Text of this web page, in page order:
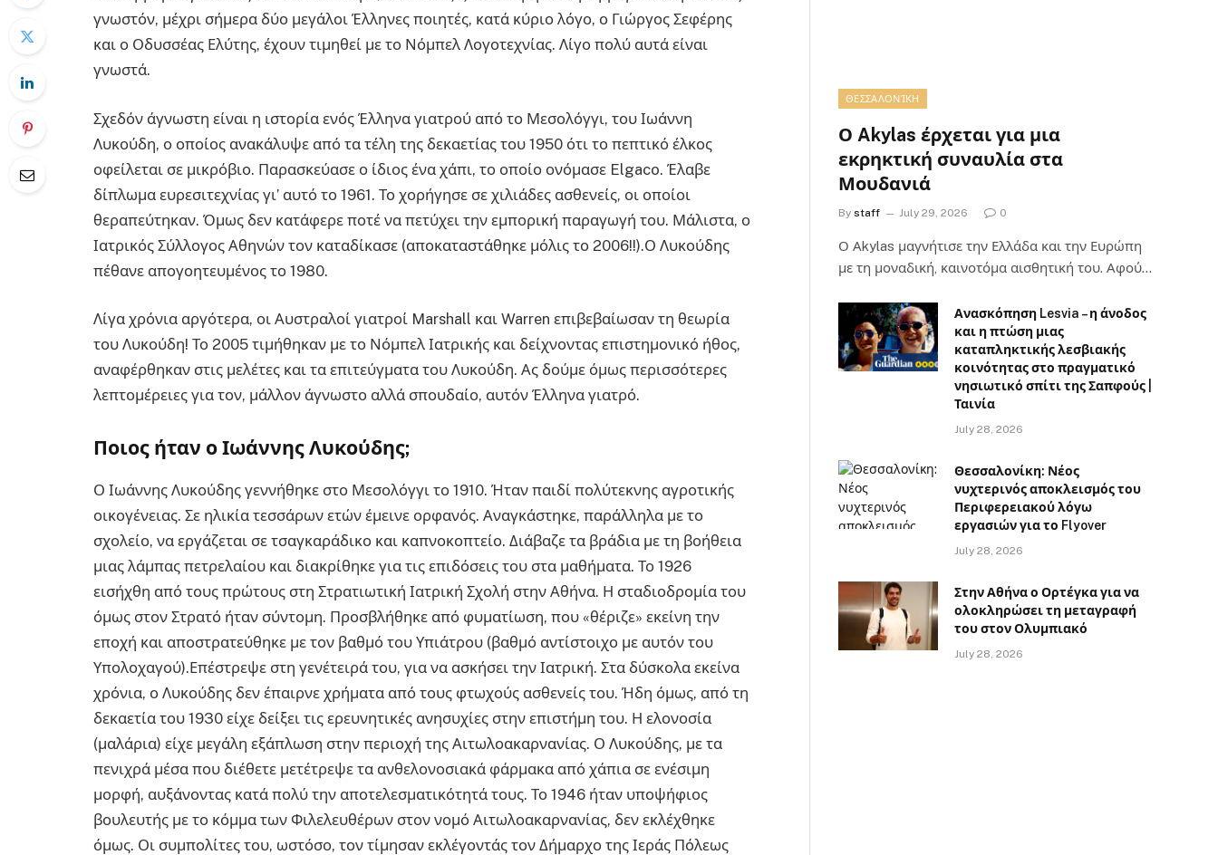
γνωστόν, μέχρι σήμερα δύο μεγάλοι Έλληνες ποιητές, κατά κύριο λόγο, ο Γιώργος Σεφέρης
και ο Οδυσσέας Ελύτης, έχουν τιμηθεί με το Νόμπελ Λογοτεχνίας. Λίγο πολύ αυτά είναι
γνωστά.
Σχεδόν άγνωστη είναι η ιστορία ενός Έλληνα γιατρού από το Μεσολόγγι, του Ιωάννη
Λυκούδη, ο οποίος ανακάλυψε από τα τέλη της δεκαετίας του 1950 ότι το πεπτικό έλκος
οφείλεται σε μικρόβιο. Παρασκεύασε ο ίδιος ένα χάπι, το οποίο ονόμασε Elgaco. Έλαβε
δίπλωμα ευρεσιτεχνίας γι’ αυτό το 1961. Το χορήγησε σε χιλιάδες ασθενείς, οι οποίοι
θεραπεύτηκαν. Όμως δεν κατάφερε ποτέ να πετύχει την εμπορική παραγωγή του. Μάλιστα, ο
Ιατρικός Σύλλογος Αθηνών τον καταδίκασε (αποκαταστάθηκε μόλις το 2006!!).Ο Λυκούδης
πέθανε απογοητευμένος το 1980.
Λίγα χρόνια αργότερα, οι Αυστραλοί γιατροί Marshall και Warren επιβεβαίωσαν τη θεωρία
του Λυκούδη! Το 2005 τιμήθηκαν με το Νόμπελ Ιατρικής και δείχνοντας επιστημονικό ήθος,
αναφέρθηκαν στις μελέτες και τα επιτεύγματα του Λυκούδη. Ας δούμε όμως περισσότερες
λεπτομέρειες για τον, μάλλον άγνωστο αλλά σπουδαίο, αυτόν Έλληνα γιατρό.
Ποιος ήταν ο Ιωάννης Λυκούδης;
Ο Ιωάννης Λυκούδης γεννήθηκε στο Μεσολόγγι το 1910. Ήταν παιδί πολύτεκνης αγροτικής
οικογένειας. Σε ηλικία τεσσάρων ετών έμεινε ορφανός. Αναγκάστηκε, παράλληλα με το
σχολείο, να εργάζεται σε τσαγκαράδικο και καπνοκοπτείο. Διάβαζε τα βράδια με τη βοήθεια
μιας λάμπας πετρελαίου και διακρίθηκε για τις επιδόσεις του στα μαθήματα. Το 1926
εισήχθη από τους πρώτους στη Στρατιωτική Ιατρική Σχολή στην Αθήνα. Η σταδιοδρομία του
όμως στον Στρατό ήταν σύντομη. Προσβλήθηκε από φυματίωση, που «θέριζε» εκείνη την
εποχή και αποστρατεύθηκε με τον βαθμό του Υπιάτρου (βαθμό αντίστοιχο με αυτόν του
Υπολοχαγού).Επέστρεψε στη γενέτειρά του, για να ασκήσει την Ιατρική. Στα δύσκολα εκείνα
χρόνια, ο Λυκούδης δεν έπαιρνε χρήματα από τους φτωχούς ασθενείς του. Ήδη όμως, από τη
δεκαετία του 1930 είχε δείξει τις ερευνητικές ανησυχίες στην επιστήμη του. Η ελονοσία
(μαλάρια) είχε μεγάλη εξάπλωση στην περιοχή της Αιτωλοακαρνανίας. Ο Λυκούδης, με τα
πενιχρά μέσα που διέθετε μετέτρεψε τα ανθελονοσιακά φάρμακα από χάπια σε ενέσιμη
μορφή, αυξάνοντας κατά πολύ την αποτελεσματικότητά τους. Το 1946 ήταν υποψήφιος
βουλευτής με το κόμμα των Φιλελευθέρων στον νομό Αιτωλοακαρνανίας, δεν εκλέχθηκε
όμως. Οι συμπολίτες του, ωστόσο, τον τίμησαν εκλέγοντάς τον Δήμαρχο της Ιεράς Πόλεως
ΘΕΣΣΑΛΟΝΊΚΗ
Ο Akylas έρχεται για μια
εκρηκτική συναυλία στα
Μουδανιά
By staff July 29, 2026 0
Ο Αkylas μαγνήτισε την Ελλάδα και την Ευρώπη
με τη μοναδική, καινοτόμα αισθητική του. Αφού…
Ανασκόπηση Lesvia – η άνοδος
και η πτώση μιας
καταπληκτικής λεσβιακής
κοινότητας στο πραγματικό
νησιωτικό σπίτι της Σαπφούς |
Ταινία
July 28, 2026
Θεσσαλονίκη: Νέος
νυχτερινός αποκλεισμός του
Περιφερειακού λόγω
εργασιών για το Flyover
July 28, 2026
Στην Αθήνα ο Ορτέγκα για να
ολοκληρώσει τη μεταγραφή
του στον Ολυμπιακό
July 28, 2026